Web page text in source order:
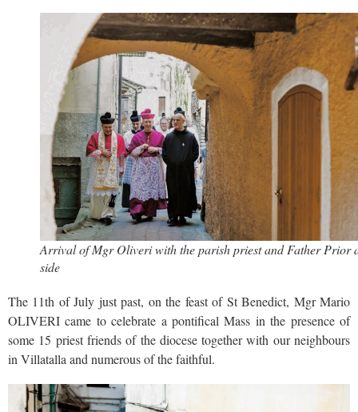
Arrival of Mgr Oliveri with the parish priest and Father Prior
side
The 11th of July just past, on the feast of St Benedict, Mgr Mario
OLIVERI came to celebrate a pontifical Mass in the presence of
some 15 priest friends of the diocese together with our neighbours
in Villatalla and numerous of the faithful.